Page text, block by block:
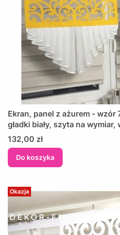
Ekran, panel z ażurem - wzór
gładki biały, szyta na
Cena
132,00 zł
Do koszyka
Okazja